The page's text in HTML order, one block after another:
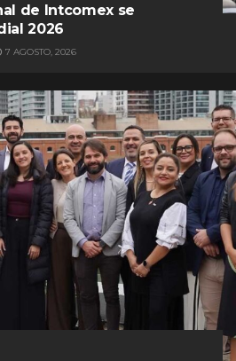
de Intcomex se
2026
7 AGOSTO, 2026